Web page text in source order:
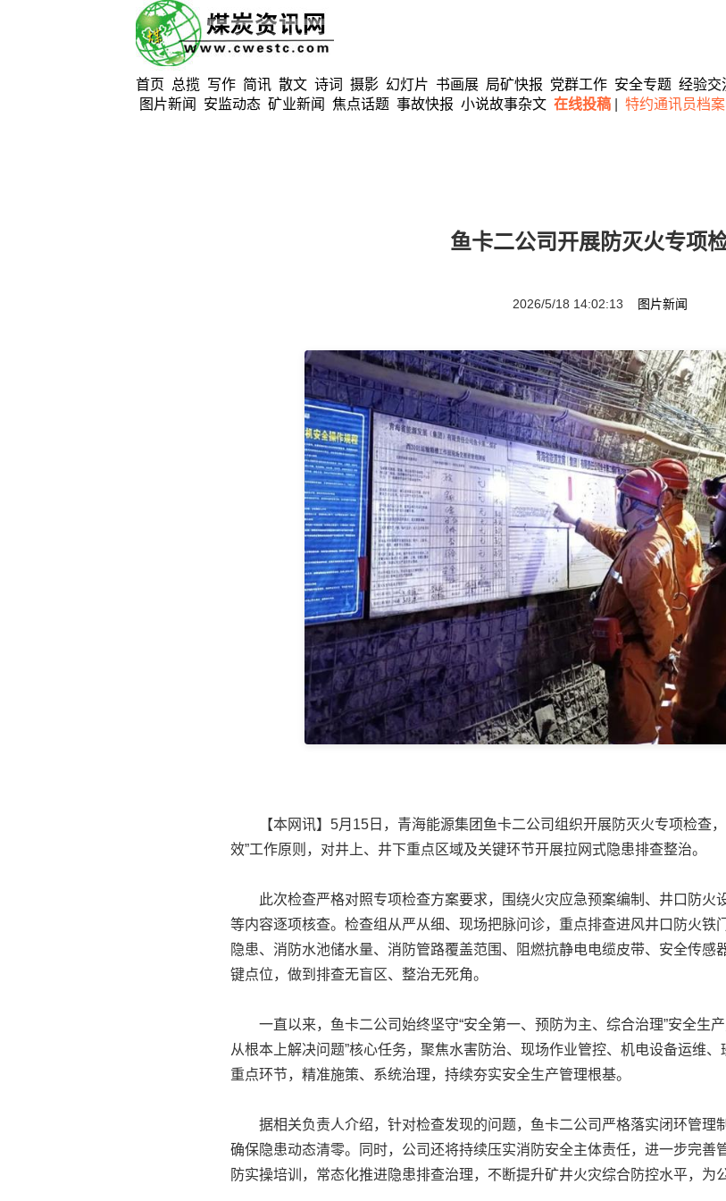
首页 总揽 写作 简讯 散文 诗词 摄影 幻灯片 书画展 局矿快报 党群工作 安全专题 经验交
图片新闻
安监动态 矿业新闻 焦点话题 事故快报 小说故事杂文 在线投稿 特约通讯员档案
鱼卡二公司开展防灭火专项
2026/5/18 14:02:13 图片新闻
【本网讯】5月15日，青海能源集团鱼卡二公司组织开展防灭火专项检查，
效”工作原则，对井上、井下重点区域及关键环节开展拉网式隐患排查整治。
此次检查严格对照专项检查方案要求，围绕火灾应急预案编制、井口防火
等内容逐项核查。检查组从严从细、现场把脉问诊，重点排查进风井口防火铁
隐患、消防水池储水量、消防管路覆盖范围、阻燃抗静电电缆皮带、安全传感
键点位，做到排查无盲区、整治无死角。
一直以来，鱼卡二公司始终坚守“安全第一、预防为主、综合治理”安全生产
从根本上解决问题”核心任务，聚焦水害防治、现场作业管控、机电设备运维
重点环节，精准施策、系统治理，持续夯实安全生产管理根基。
据相关负责人介绍，针对检查发现的问题，鱼卡二公司严格落实闭环管理
确保隐患动态清零。同时，公司还将持续压实消防安全主体责任，进一步完善
防实操培训，常态化推进隐患排查治理，不断提升矿井火灾综合防控水平，为